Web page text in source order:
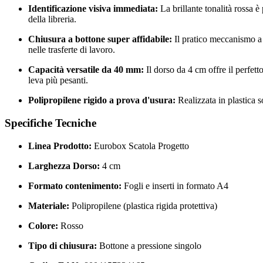
Identificazione visiva immediata: La brillante tonalità rossa
della libreria.
Chiusura a bottone super affidabile: Il pratico meccanismo
nelle trasferte di lavoro.
Capacità versatile da 40 mm: Il dorso da 4 cm offre il
leva più pesanti.
Polipropilene rigido a prova d'usura: Realizzata in plastica
Specifiche Tecniche
Linea Prodotto: Eurobox Scatola Progetto
Larghezza Dorso: 4 cm
Formato contenimento: Fogli e inserti in formato A4
Materiale: Polipropilene (plastica rigida protettiva)
Colore: Rosso
Tipo di chiusura: Bottone a pressione singolo